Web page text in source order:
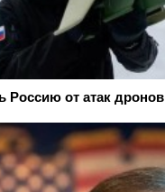
Россию от атак дронов